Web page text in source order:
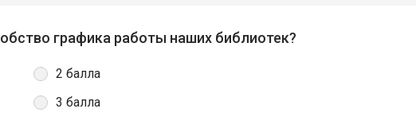
графика работы наших библиотек?
2 балла
3 балла